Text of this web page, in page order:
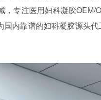
专注医用妇科凝胶OEM/
内靠谱的妇科凝胶源头